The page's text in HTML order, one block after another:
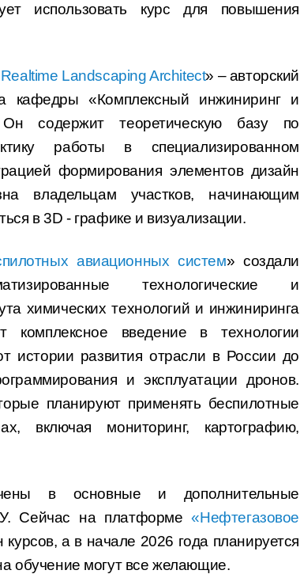
использовать курс для повышения
Landscaping Architect» – авторский
кафедры «Комплексный инжиниринг и
содержит теоретическую базу по
работы в специализированном
формирования элементов дизайн
владельцам участков, начинающим
в 3D - графике и визуализации.
авиационных систем» создали
технологические и
химических технологий и инжиниринга
введение в технологии
истории развития отрасли в России до
и эксплуатации дронов.
планируют применять беспилотные
включая мониторинг, картографию,
в основные и дополнительные
Сейчас на платформе«Нефтегазовое
а в начале 2026 года планируется
обучение могут все желающие.